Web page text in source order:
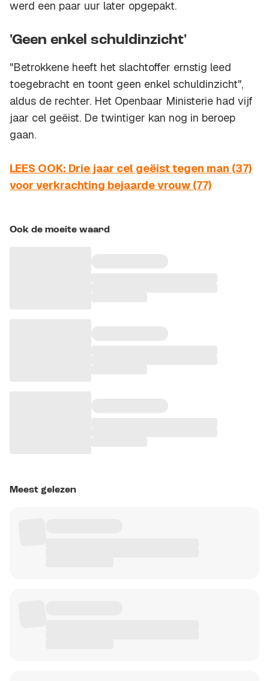
werd een paar uur later opgepakt.
'Geen enkel schuldinzicht'
"Betrokkene heeft het slachtoffer ernstig leed
toegebracht en toont geen enkel schuldinzicht",
aldus de rechter. Het Openbaar Ministerie had vijf
jaar cel geëist. De twintiger kan nog in beroep
gaan.
LEES OOK: Drie jaar cel geëist tegen man (37)
voor verkrachting bejaarde vrouw (77)
Ook de moeite waard
Meest gelezen